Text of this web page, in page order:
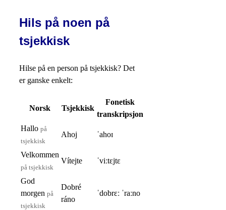
Hils på noen på
tsjekkisk
Hilse på en person på tsjekkisk? Det
er ganske enkelt:
Norsk Tsjekkisk
Fonetisk
transkripsjon
Hallo på
tsjekkisk
Ahoj ˈahoɪ
Velkommen
på tsjekkisk
Vítejte ˈviːtɛjtɛ
God
morgen på
tsjekkisk
Dobré
ráno
ˈdobrɛː ˈraːno